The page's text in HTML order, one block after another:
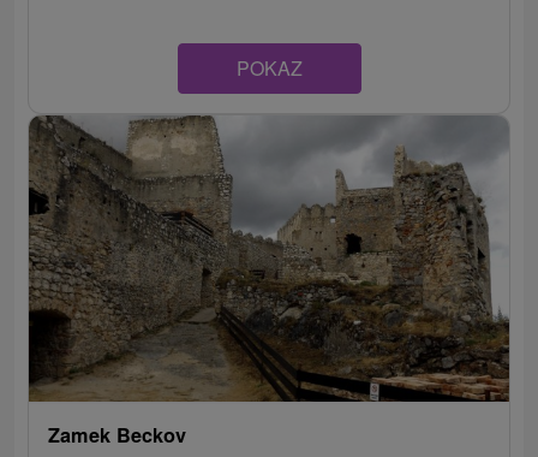
POKAZ
Zamek Beckov